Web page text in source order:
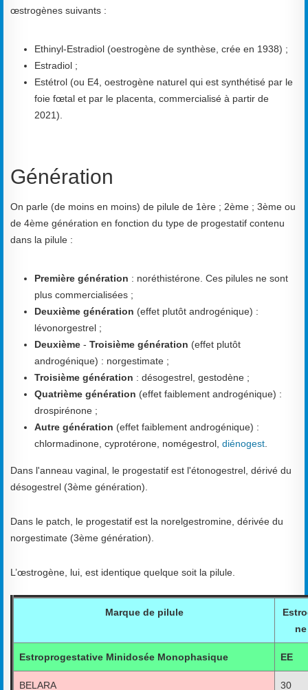
œstrogènes suivants :
Ethinyl-Estradiol (oestrogène de synthèse, crée en 1938) ;
Estradiol ;
Estétrol (ou E4, oestrogène naturel qui est synthétisé par le
foie fœtal et par le placenta, commercialisé à partir de
2021).
Génération
On parle (de moins en moins) de pilule de 1ère ; 2ème ; 3ème ou
de 4ème génération en fonction du type de progestatif contenu
dans la pilule :
Première génération : noréthistérone. Ces pilules ne sont
plus commercialisées ;
Deuxième génération (effet plutôt androgénique) :
lévonorgestrel ;
Deuxième - Troisième génération (effet plutôt
androgénique) : norgestimate ;
Troisième génération : désogestrel, gestodène ;
Quatrième génération (effet faiblement androgénique) :
drospirénone ;
Autre génération (effet faiblement androgénique) :
chlormadinone, cyprotérone, nomégestrol, diénogest
Dans l'anneau vaginal, le progestatif est l'étonogestrel, dérivé du
désogestrel (3ème génération).
Dans le patch, le progestatif est la norelgestromine, dérivée du
norgestimate (3ème génération).
L’œstrogène, lui, est identique quelque soit la pilule.
Marque de pilule
ne
Estroprogestative Minidosée Monophasique EE
BELARA 30